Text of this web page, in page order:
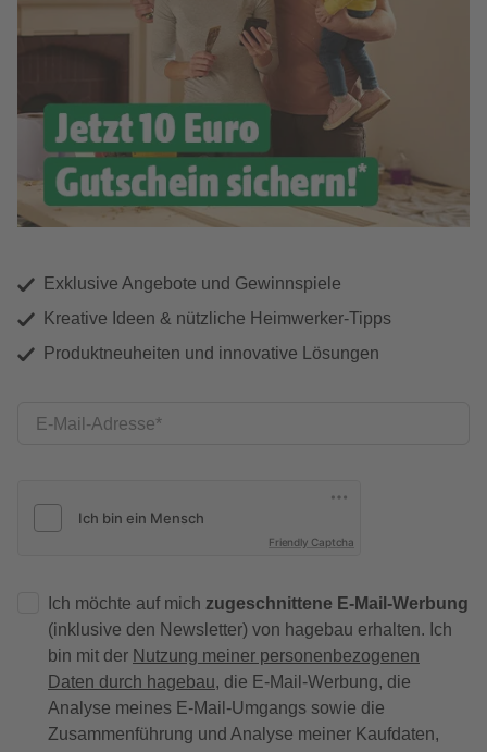
Exklusive Angebote und Gewinnspiele
Kreative Ideen & nützliche Heimwerker-Tipps
Produktneuheiten und innovative Lösungen
E-Mail-Adresse
Friendly Captcha
Ich möchte auf mich zugeschnittene E-Mail-Werbung
(inklusive den Newsletter) von hagebau erhalten. Ich
bin mit der Nutzung meiner personenbezogenen
Daten durch hagebau, die E-Mail-Werbung, die
Analyse meines E-Mail-Umgangs sowie die
Zusammenführung und Analyse meiner Kaufdaten,